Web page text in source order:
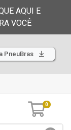
AQUI E
VOCÊ
PneuBras
0